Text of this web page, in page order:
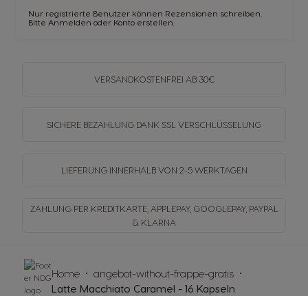
Nur registrierte Benutzer können Rezensionen schreiben.
Bitte Anmelden oder Konto erstellen
VERSANDKOSTENFREI AB 30€
SICHERE BEZAHLUNG DANK SSL VERSCHLÜSSELUNG
LIEFERUNG INNERHALB VON 2-5 WERKTAGEN
ZAHLUNG PER KREDITKARTE, APPLEPAY, GOOGLEPAY, PAYPAL
& KLARNA
Home
angebot-without-frappe-gratis
Latte Macchiato Caramel - 16 Kapseln